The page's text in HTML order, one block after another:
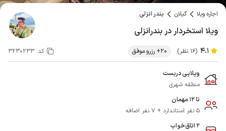
اجاره ویلا گیلان بندر انزلی
ویلا استخردار در بندرانزلی
4.1 (16 نظر) 20+ رزرو موفق کد: 3230233
ویلایی دربست
منطقه شهری
تا 12 مهمان
5 نفر استاندارد + 7 نفر اضافه
2 اتاق‌خواب